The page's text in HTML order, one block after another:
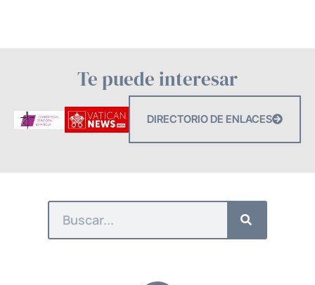
Te puede interesar
DIRECTORIO DE ENLACES